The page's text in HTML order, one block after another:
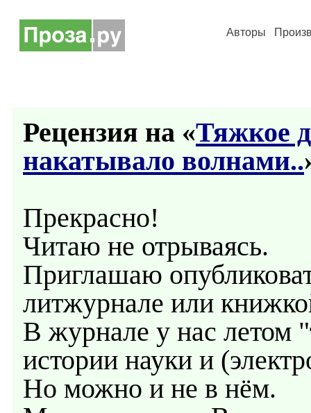
Авторы
Рецензия на «Тяжкое
накатывало волнами..
Прекрасно!
Читаю не отрываясь.
Приглашаю
литжурнале или
В журнале у нас летом
истории науки и
Но можно и не в нём.